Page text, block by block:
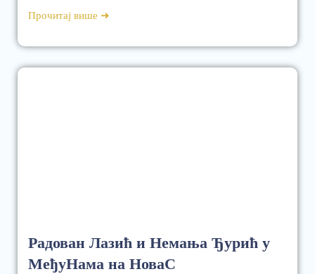
Прочитај више ➜
Радован Лазић и Немања Ђурић у
МеђуНама на НоваС